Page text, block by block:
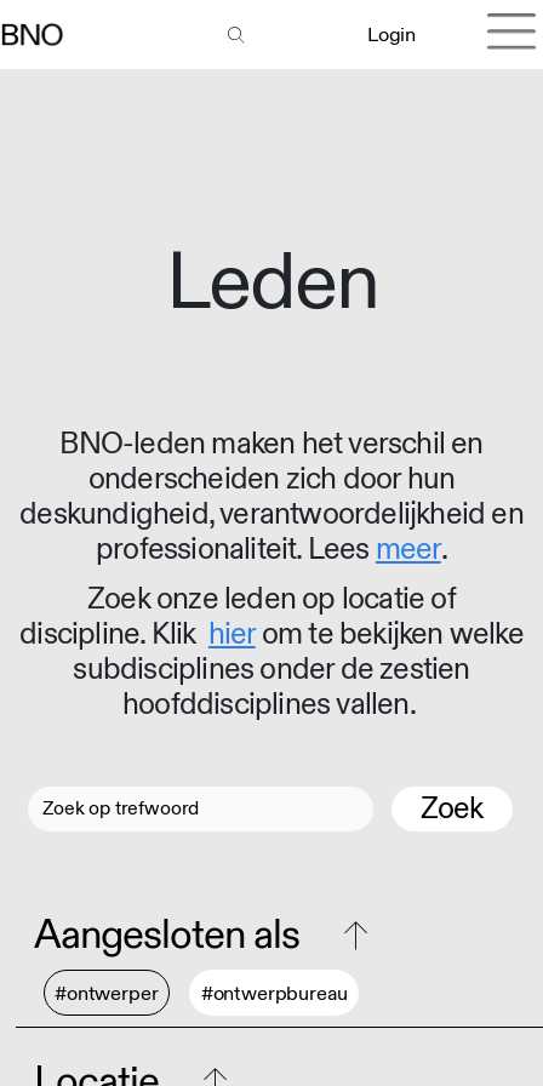
Login
Leden
BNO-leden maken het verschil en
onderscheiden zich door hun
deskundigheid, verantwoordelijkheid en
professionaliteit. Lees meer.
Zoek onze leden op locatie of
discipline. Klik hierom te bekijken welke
subdisciplines onder de zestien
hoofddisciplines vallen.
Zoek
Aangesloten als
#ontwerper #ontwerpbureau